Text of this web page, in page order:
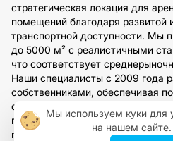
стратегическая локация для
помещений благодаря развитой
транспортной доступности. Мы
до 5000 м² с реалистичными
что соответствует
Наши специалисты с 2009 года
собственниками, обеспечивая
сопровождение сделок и подбор
производственные задачи.
получить консультацию и
Мы используем куки для
на нашем сайте.